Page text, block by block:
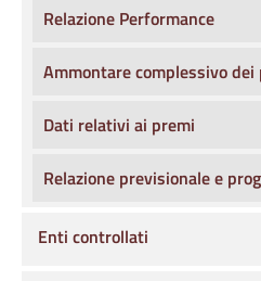
Relazione Performance
Ammontare complessivo dei
Dati relativi ai premi
Relazione previsionale e
Enti controllati